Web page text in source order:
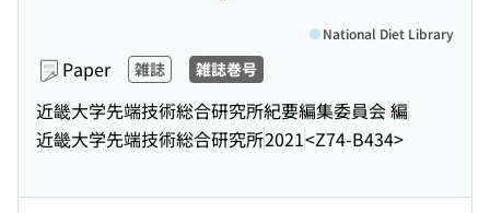
Paper 雑誌 雑誌巻号
近畿大学先端技術総合研究所紀要編集委員会 編
近畿大学先端技術総合研究所2021<Z74-B434>
National Diet Library